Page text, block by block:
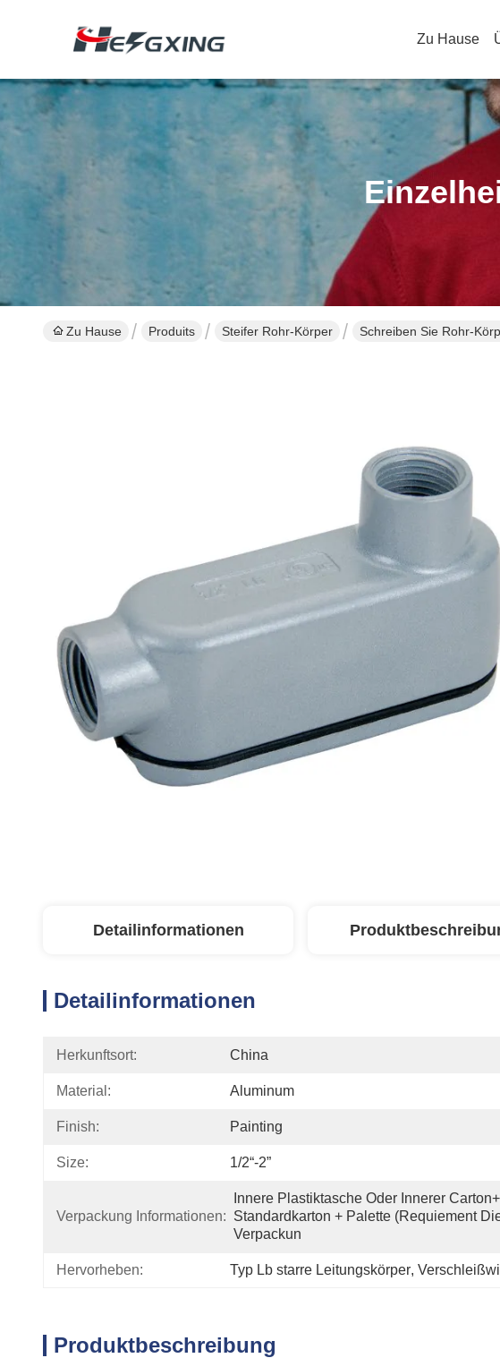
Zu Hause
Zu Hause Produits Steifer Rohr-Körper Schreiben Sie Rohr-
Detailinformationen
Detailinformationen
Herkunftsort: China
Material: Aluminum
Finish: Painting
Size: 1/2“-2”
Verpackung Informationen:
Innere Plastiktasche Oder Innerer
Standardkarton + Palette (requiement
Verpackun
Hervorheben: Typ Lb starre Leitungskörper,
Produktbeschreibung